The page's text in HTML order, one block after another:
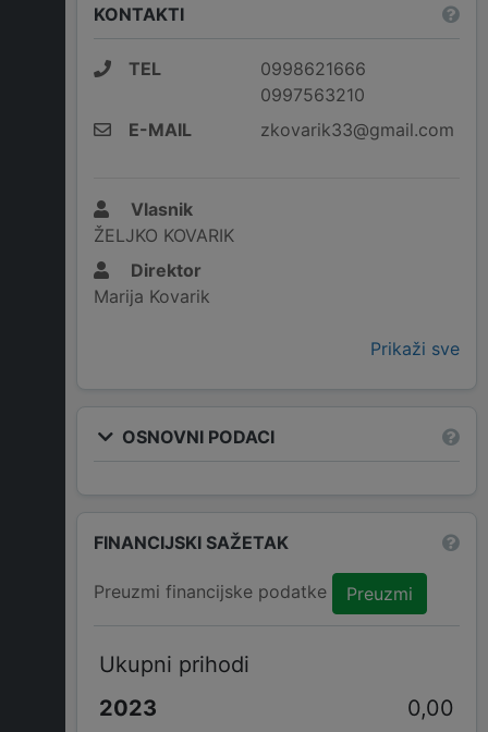
KONTAKTI
TEL
0998621666
0997563210
E-MAIL
zkovarik33@gmail.com
Vlasnik
ŽELJKO KOVARIK
Direktor
Marija Kovarik
Prikaži sve
OSNOVNI PODACI
FINANCIJSKI SAŽETAK
Preuzmi financijske podatke Preuzmi
Ukupni prihodi
0,00